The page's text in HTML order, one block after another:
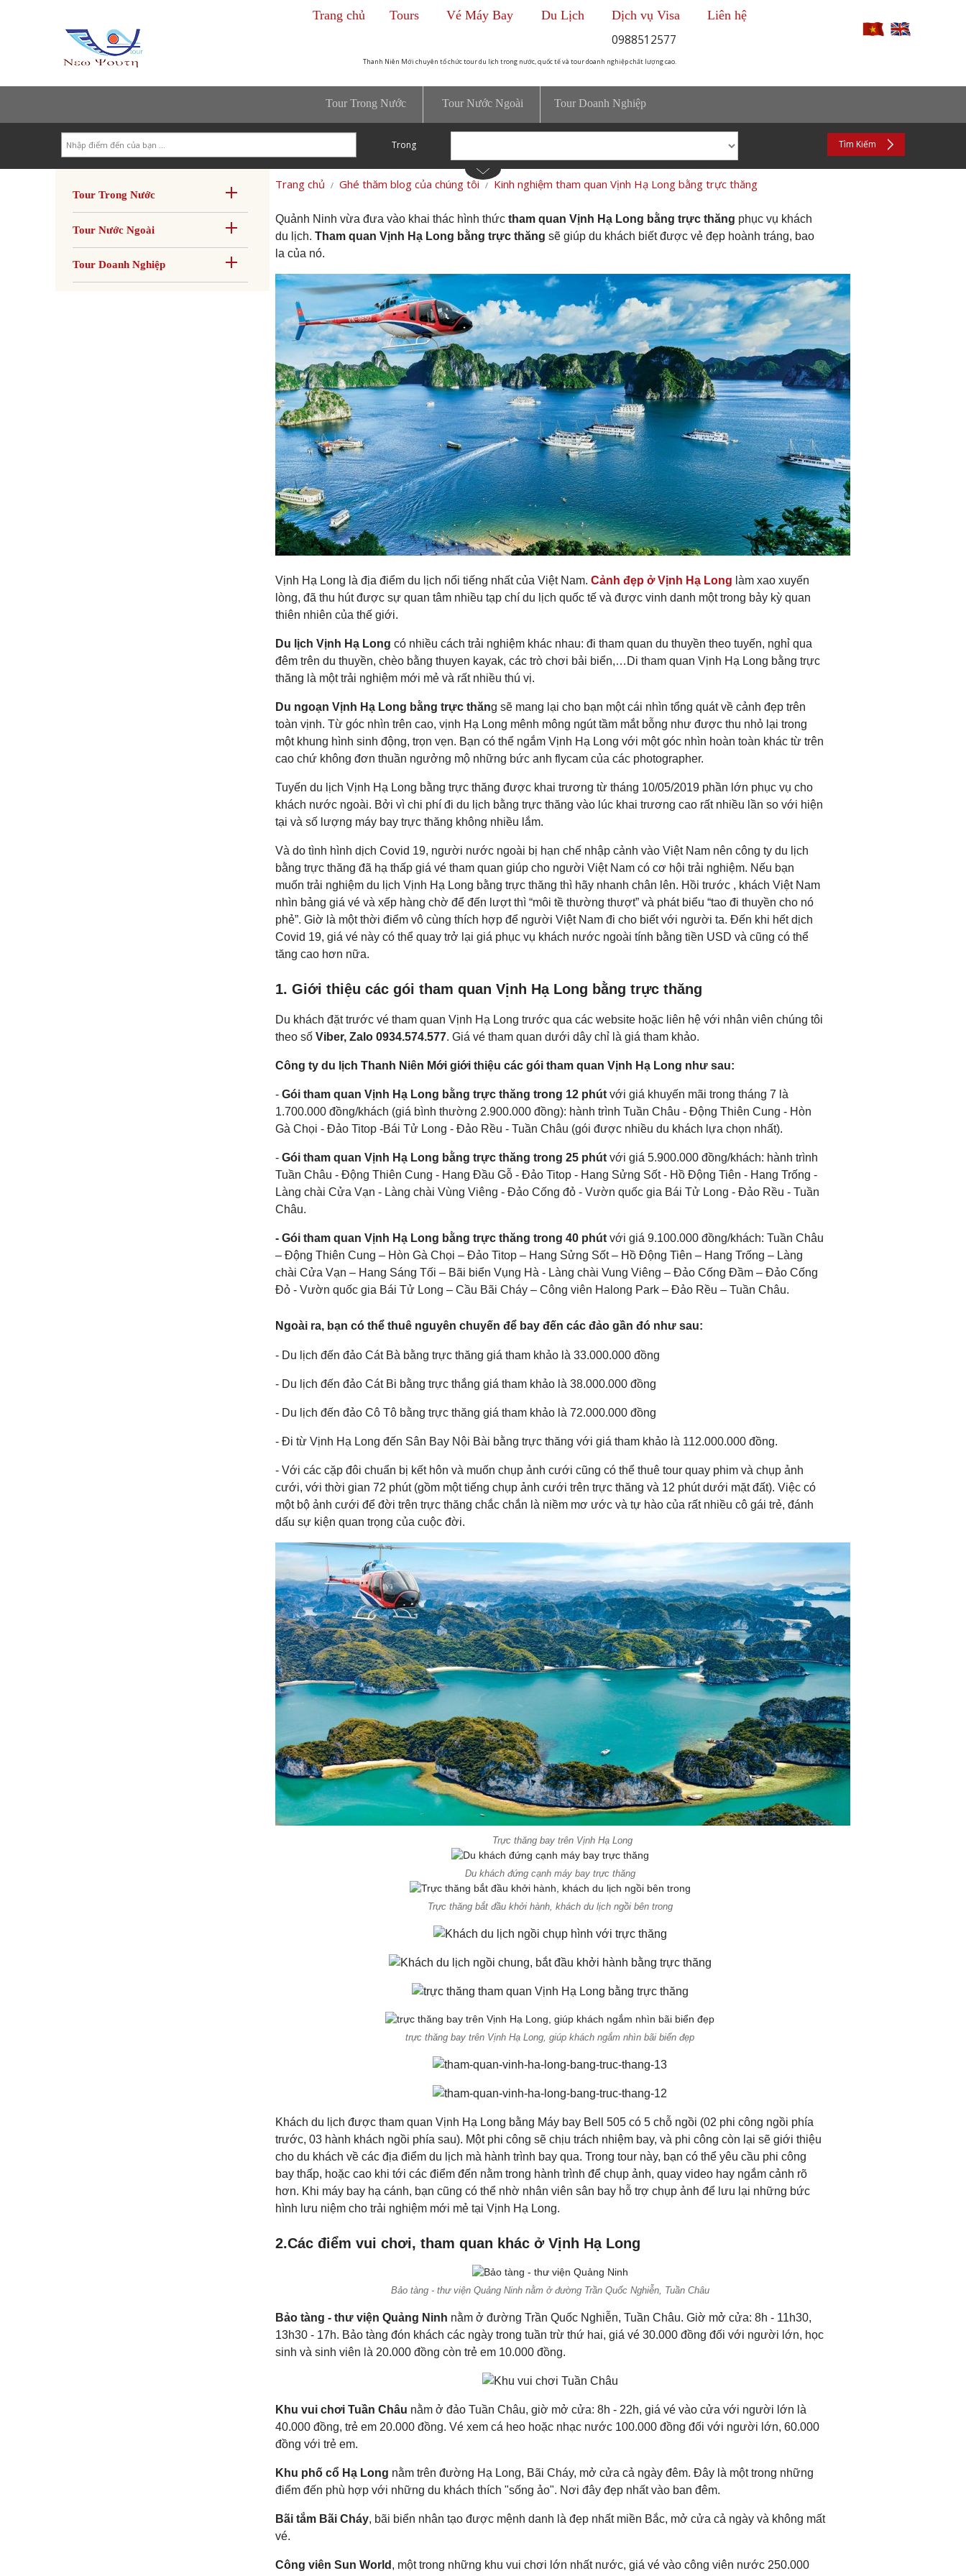
0988512577
Thanh Niên Mới chuyên tổ chức tour du lịch trong nước, quốc tế và tour doanh nghiệp chất lượng cao.
Trang chủ Tours Vé Máy Bay Du Lịch Dịch vụ Visa Liên hệ
Tour Trong Nước Tour Nước Ngoài Tour Doanh Nghiệp
Search
Trong Tìm Kiếm
Tour Trong Nước
Tour Nước Ngoài
Tour Doanh Nghiệp
Trang chủ Ghé thăm blog của chúng tôi Kinh nghiệm tham quan Vịnh Hạ Long bằng trực thăng
Quảnh Ninh vừa đưa vào khai thác hình thức tham quan Vịnh Hạ Long bằng trực thăng phục vụ khách
du lịch. Tham quan Vịnh Hạ Long bằng trực thăng sẽ giúp du khách biết được vẻ đẹp hoành tráng, bao
la của nó.
Vịnh Hạ Long là địa điểm du lịch nổi tiếng nhất của Việt Nam. Cảnh đẹp ở Vịnh Hạ Long làm xao xuyến
lòng, đã thu hút được sự quan tâm nhiều tạp chí du lịch quốc tế và được vinh danh một trong bảy kỳ quan
thiên nhiên của thế giới.
Du lịch Vịnh Hạ Long có nhiều cách trải nghiệm khác nhau: đi tham quan du thuyền theo tuyến, nghỉ qua
đêm trên du thuyền, chèo bằng thuyen kayak, các trò chơi bải biển,…Di tham quan Vịnh Hạ Long bằng trực
thăng là một trải nghiệm mới mẻ và rất nhiều thú vị.
Du ngoạn Vịnh Hạ Long bằng trực thăng sẽ mang lại cho bạn một cái nhìn tổng quát về cảnh đẹp trên
toàn vịnh. Từ góc nhìn trên cao, vịnh Hạ Long mênh mông ngút tầm mắt bỗng như được thu nhỏ lại trong
một khung hình sinh động, trọn vẹn. Bạn có thể ngắm Vịnh Hạ Long với một góc nhìn hoàn toàn khác từ trên
cao chứ không đơn thuần ngưởng mộ những bức anh flycam của các photographer.
Tuyến du lịch Vịnh Hạ Long bằng trực thăng được khai trương từ tháng 10/05/2019 phần lớn phục vụ cho
khách nước ngoài. Bởi vì chi phí đi du lịch bằng trực thăng vào lúc khai trương cao rất nhiều lần so với hiện
tại và số lượng máy bay trực thăng không nhiều lắm.
Và do tình hình dịch Covid 19, người nước ngoài bị hạn chế nhập cảnh vào Việt Nam nên công ty du lịch
bằng trực thăng đã hạ thấp giá vé tham quan giúp cho người Việt Nam có cơ hội trải nghiệm. Nếu bạn
muốn trải nghiệm du lịch Vịnh Hạ Long bằng trực thăng thì hãy nhanh chân lên. Hồi trước , khách Việt Nam
nhìn bảng giá vé và xếp hàng chờ để đến lượt thì “môi tề thường thượt” và phát biểu “tao đi thuyền cho nó
phẻ”. Giờ là một thời điểm vô cùng thích hợp để người Việt Nam đi cho biết với người ta. Đến khi hết dịch
Covid 19, giá vé này có thể quay trở lại giá phục vụ khách nước ngoài tính bằng tiền USD và cũng có thể
tăng cao hơn nữa.
1. Giới thiệu các gói tham quan Vịnh Hạ Long bằng trực thăng
Du khách đặt trước vé tham quan Vịnh Hạ Long trước qua các website hoặc liên hệ với nhân viên chúng tôi
theo số Viber, Zalo 0934.574.577. Giá vé tham quan dưới dây chỉ là giá tham khảo.
Công ty du lịch Thanh Niên Mới giới thiệu các gói tham quan Vịnh Hạ Long như sau:
- Gói tham quan Vịnh Hạ Long bằng trực thăng trong 12 phútvới giá khuyến mãi trong tháng 7 là
1.700.000 đồng/khách (giá bình thường 2.900.000 đồng): hành trình Tuần Châu - Động Thiên Cung - Hòn
Gà Chọi - Đảo Titop -Bái Tử Long - Đảo Rều - Tuần Châu (gói được nhiều du khách lựa chọn nhất).
- Gói tham quan Vịnh Hạ Long bằng trực thăng trong 25 phútvới giá 5.900.000 đồng/khách: hành trình
Tuần Châu - Động Thiên Cung - Hang Đầu Gỗ - Đảo Titop - Hang Sửng Sốt - Hồ Động Tiên - Hang Trống -
Làng chài Cửa Vạn - Làng chài Vùng Viêng - Đảo Cống đỏ - Vườn quốc gia Bái Tử Long - Đảo Rều - Tuần
Châu.
- Gói tham quan Vịnh Hạ Long bằng trực thăng trong 40 phút với giá 9.100.000 đồng/khách: Tuần Châu
– Động Thiên Cung – Hòn Gà Chọi – Đảo Titop – Hang Sửng Sốt – Hồ Động Tiên – Hang Trống – Làng
chài Cửa Vạn – Hang Sáng Tối – Bãi biển Vụng Hà - Làng chài Vung Viêng – Đảo Cống Đầm – Đảo Cống
Đỏ - Vườn quốc gia Bái Tử Long – Cầu Bãi Cháy – Công viên Halong Park – Đảo Rều – Tuần Châu.
Ngoài ra, bạn có thể thuê nguyên chuyến để bay đến các đảo gần đó như sau:
- Du lịch đến đảo Cát Bà bằng trực thăng giá tham khảo là 33.000.000 đồng
- Du lịch đến đảo Cát Bi bằng trực thắng giá tham khảo là 38.000.000 đồng
- Du lịch đến đảo Cô Tô bằng trực thăng giá tham khảo là 72.000.000 đồng
- Đi từ Vịnh Hạ Long đến Sân Bay Nội Bài bằng trực thăng với giá tham khảo là 112.000.000 đồng.
- Với các cặp đôi chuẩn bị kết hôn và muốn chụp ảnh cưới cũng có thể thuê tour quay phim và chụp ảnh
cưới, với thời gian 72 phút (gồm một tiếng chụp ảnh cưới trên trực thăng và 12 phút dưới mặt đất). Việc có
một bộ ảnh cưới để đời trên trực thăng chắc chắn là niềm mơ ước và tự hào của rất nhiều cô gái trẻ, đánh
dấu sự kiện quan trọng của cuộc đời.
Trực thăng bay trên Vịnh Hạ Long
Du khách đứng cạnh máy bay trực thăng
Trực thăng bắt đầu khởi hành, khách du lịch ngồi bên trong
trực thăng bay trên Vịnh Hạ Long, giúp khách ngắm nhìn bãi biển đẹp
Khách du lịch được tham quan Vịnh Hạ Long bằng Máy bay Bell 505 có 5 chỗ ngồi (02 phi công ngồi phía
trước, 03 hành khách ngồi phía sau). Một phi công sẽ chịu trách nhiệm bay, và phi công còn lại sẽ giới thiệu
cho du khách về các địa điểm du lịch mà hành trình bay qua. Trong tour này, bạn có thể yêu cầu phi công
bay thấp, hoặc cao khi tới các điểm đến nằm trong hành trình để chụp ảnh, quay video hay ngắm cảnh rõ
hơn. Khi máy bay hạ cánh, bạn cũng có thể nhờ nhân viên sân bay hỗ trợ chụp ảnh để lưu lại những bức
hình lưu niệm cho trải nghiệm mới mẻ tại Vịnh Hạ Long.
2.Các điểm vui chơi, tham quan khác ở Vịnh Hạ Long
Bảo tàng - thư viện Quảng Ninh nằm ở đường Trần Quốc Nghiễn, Tuần Châu
Bảo tàng - thư viện Quảng Ninh nằm ở đường Trần Quốc Nghiễn, Tuần Châu. Giờ mở cửa: 8h - 11h30,
13h30 - 17h. Bảo tàng đón khách các ngày trong tuần trừ thứ hai, giá vé 30.000 đồng đối với người lớn, học
sinh và sinh viên là 20.000 đồng còn trẻ em 10.000 đồng.
Khu vui chơi Tuần Châu nằm ở đảo Tuần Châu, giờ mở cửa: 8h - 22h, giá vé vào cửa với người lớn là
40.000 đồng, trẻ em 20.000 đồng. Vé xem cá heo hoặc nhạc nước 100.000 đồng đối với người lớn, 60.000
đồng với trẻ em.
Khu phố cổ Hạ Long nằm trên đường Hạ Long, Bãi Cháy, mở cửa cả ngày đêm. Đây là một trong những
điểm đến phù hợp với những du khách thích "sống ảo". Nơi đây đẹp nhất vào ban đêm.
Bãi tắm Bãi Cháy, bãi biển nhân tạo được mệnh danh là đẹp nhất miền Bắc, mở cửa cả ngày và không mất
vé.
Công viên Sun World , một trong những khu vui chơi lớn nhất nước, giá vé vào công viên nước 250.000